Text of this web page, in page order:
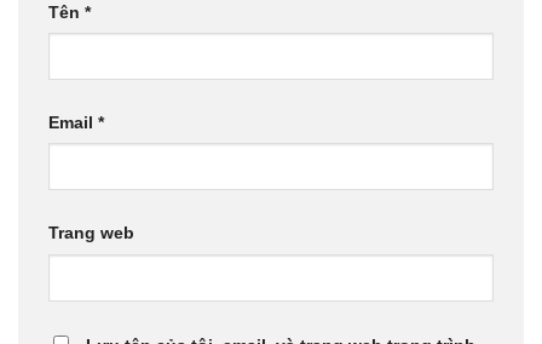
Tên *
Email *
Trang web